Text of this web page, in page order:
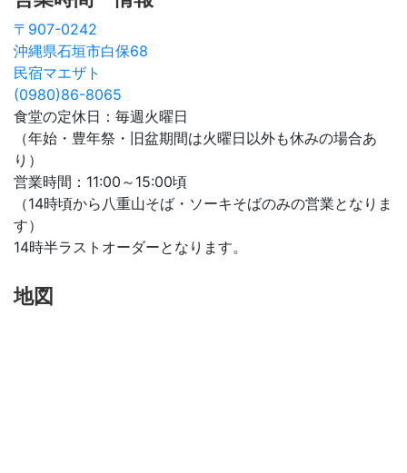
〒907-0242
沖縄県石垣市白保68
民宿マエザト
(0980)86-8065
食堂の定休日：毎週火曜日
（年始・豊年祭・旧盆期間は火曜日以外も休みの場合あ
り）
営業時間：11:00～15:00頃
（14時頃から八重山そば・ソーキそばのみの営業となりま
す）
14時半ラストオーダーとなります。
地図